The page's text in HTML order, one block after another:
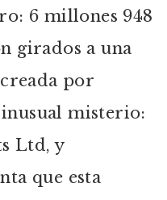
6 millones 948
girados a una
por
inusual misterio:
Ltd, y
que esta